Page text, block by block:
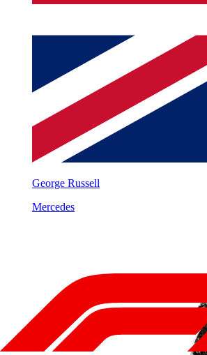
George Russell
Mercedes